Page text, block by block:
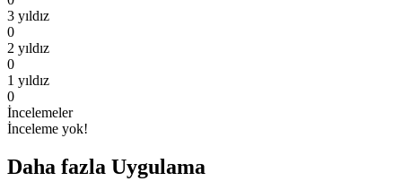
3 yıldız
0
2 yıldız
0
1 yıldız
0
İncelemeler
İnceleme yok!
Daha fazla Uygulama